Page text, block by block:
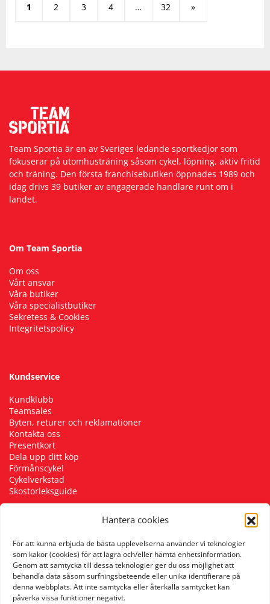
Hantera cookies
För att kunna erbjuda de bästa upplevelserna använder vi teknologier
som kakor (cookies) för att lagra och/eller hämta enhetsinformation.
Genom att samtycka till dessa teknologier ger du oss möjlighet att
behandla data såsom surfningsbeteende eller unika identifierare på
denna webbplats. Att inte samtycka eller återkalla samtycket kan
påverka vissa funktioner negativt.
1 2 3 4 … 32 »
Team Sportia är en av Sveriges ledande sportkedjor som
fokuserar på utomhusträning såsom cykel, löpning, aktiv fritid
och träning. Den första franchisebutiken öppnades 1989 och
idag drivs 39 butiker av engagerade handlare runt om i
landet.
Om Team Sportia
Om oss
Vårt ansvar
Våra butiker
Våra specialistbutiker
Sekretess & Cookies
Integritetspolicy
Kundservice
Kundklubb
Teamsales
Byten, returer och reklamationer
Kontakta oss
Presentkort
Dela upp ditt köp
Förmånscykel
Cykelverkstad
Skostorleksguide
Följ oss